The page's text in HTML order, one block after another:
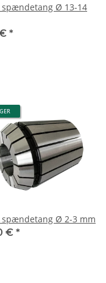
spændetang Ø 13-14
*
spændetang Ø 2-3 mm
€ *